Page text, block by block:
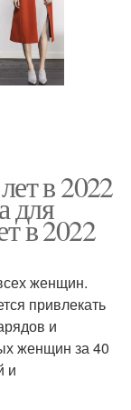
в 2022
для
в 2022
женщин.
привлекать
и
женщин за 40
и